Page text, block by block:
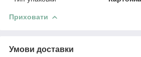
Приховати
Умови доставки